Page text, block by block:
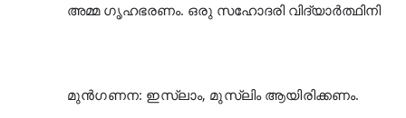
അമ്മ ഗൃഹഭരണം. ഒരു സഹോദരി വിദ്യാർത്ഥിനി
മുൻ‌ഗണന: ഇസ്‌ലാം, മുസ്‌ലിം ആയിരിക്കണം.